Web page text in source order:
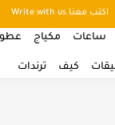
اكتب معنا Write with us
ساعات مكياج
كيف ترندات